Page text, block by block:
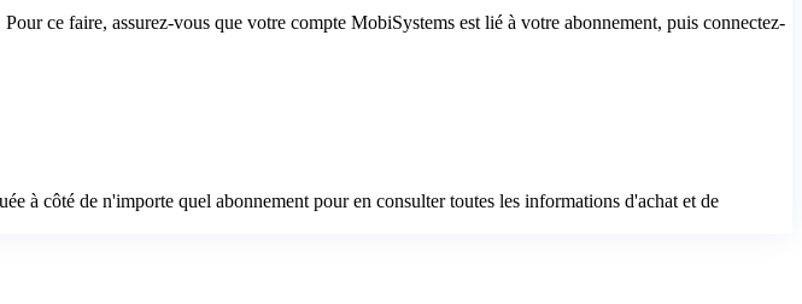
ce faire, assurez-vous que votre compte MobiSystems est lié à votre abonnement, puis connectez-
à côté de n'importe quel abonnement pour en consulter toutes les informations d'achat et de